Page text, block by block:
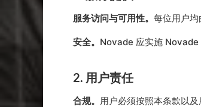
服务访问与可用性。 每位用户均
安全。 Novade 应实施 Novade
2. 用户责任
合规。 用户必须按照本条款以